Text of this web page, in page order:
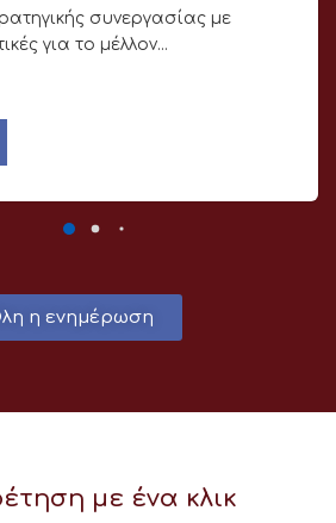
συνεργασίας με
για το μέλλον...
η ενημέρωση
με ένα κλικ